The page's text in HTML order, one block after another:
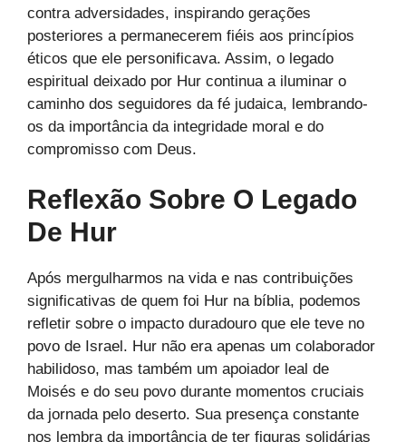
contra adversidades, inspirando gerações
posteriores a permanecerem fiéis aos princípios
éticos que ele personificava. Assim, o legado
espiritual deixado por Hur continua a iluminar o
caminho dos seguidores da fé judaica, lembrando-
os da importância da integridade moral e do
compromisso com Deus.
Reflexão Sobre O Legado
De Hur
Após mergulharmos na vida e nas contribuições
significativas de quem foi Hur na bíblia, podemos
refletir sobre o impacto duradouro que ele teve no
povo de Israel. Hur não era apenas um colaborador
habilidoso, mas também um apoiador leal de
Moisés e do seu povo durante momentos cruciais
da jornada pelo deserto. Sua presença constante
nos lembra da importância de ter figuras solidárias